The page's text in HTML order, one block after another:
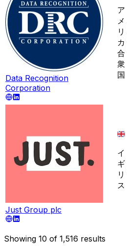
Data Recognition
Corporation
ア
メ
リ
カ
合
衆
国
Just Group plc
イ
ギ
リ
ス
Showing 10 of 1,516 results